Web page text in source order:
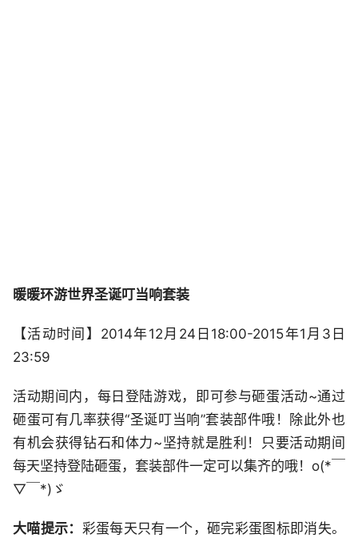
暖暖环游世界圣诞叮当响套装
【活动时间】2014年12月24日18:00-2015年1月3日
23:59
活动期间内，每日登陆游戏，即可参与砸蛋活动~通过
砸蛋可有几率获得“圣诞叮当响”套装部件哦！除此外也
有机会获得钻石和体力~坚持就是胜利！只要活动期间
每天坚持登陆砸蛋，套装部件一定可以集齐的哦！o(*￣
▽￣*)ゞ
大喵提示： 彩蛋每天只有一个，砸完彩蛋图标即消失。